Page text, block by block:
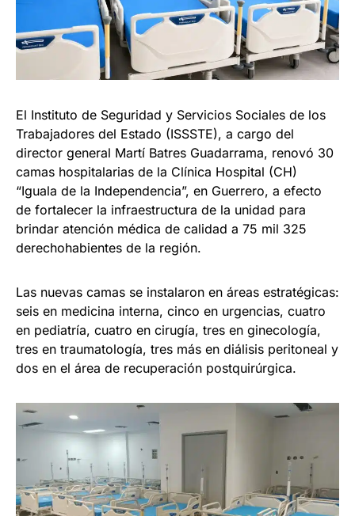
El Instituto de Seguridad y Servicios Sociales de los
Trabajadores del Estado (ISSSTE), a cargo del
director general Martí Batres Guadarrama, renovó 30
camas hospitalarias de la Clínica Hospital (CH)
“Iguala de la Independencia”, en Guerrero, a efecto
de fortalecer la infraestructura de la unidad para
brindar atención médica de calidad a 75 mil 325
derechohabientes de la región.
Las nuevas camas se instalaron en áreas estratégicas:
seis en medicina interna, cinco en urgencias, cuatro
en pediatría, cuatro en cirugía, tres en ginecología,
tres en traumatología, tres más en diálisis peritoneal y
dos en el área de recuperación postquirúrgica.